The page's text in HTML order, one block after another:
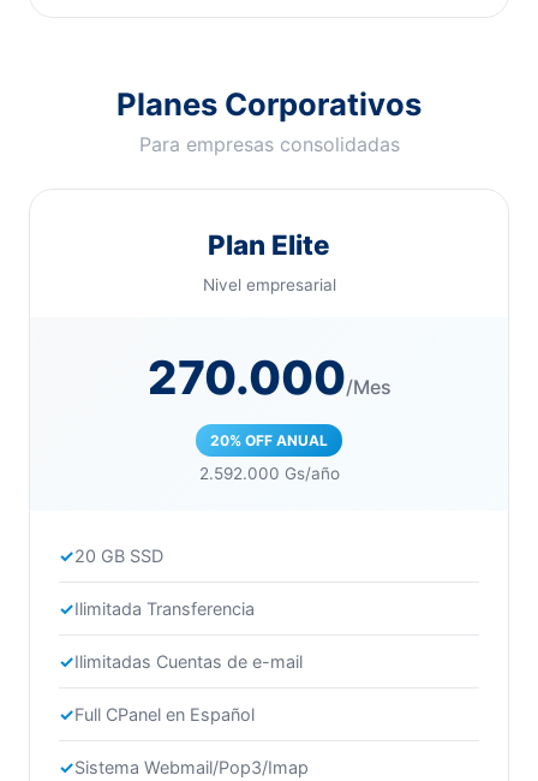
Planes Corporativos
Para empresas consolidadas
Plan Elite
Nivel empresarial
270.000/Mes
20% OFF ANUAL
2.592.000 Gs/año
20 GB SSD
Ilimitada Transferencia
Ilimitadas Cuentas de e-mail
Full CPanel en Español
Sistema Webmail/Pop3/Imap